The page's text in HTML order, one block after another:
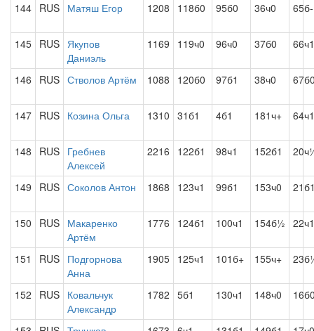
144 RUS Матяш Егор 1208 118б0 95б0 36ч0 65б-
145 RUS Якупов
Даниэль
1169 119ч0 96ч0 37б0 66ч1
146 RUS Стволов Артём 1088 120б0 97б1 38ч0
147 RUS Козина Ольга 1310 31б1 4б1 181ч+ 64ч1
148 RUS Гребнев
Алексей
2216 122б1 98ч1 152б1
149 RUS Соколов Антон 1868 123ч1 99б1 153ч0
150 RUS Макаренко
Артём
1776 124б1 100ч1 154б½ 22ч1
151 RUS Подгорнова
Анна
1905 125ч1 101б+ 155ч+
152 RUS Ковальчук
Александр
1782 5б1 130ч1 148ч0